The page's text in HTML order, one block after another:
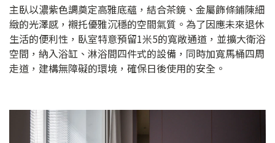
主臥以濃紫色調奠定高雅底蘊，結合茶鏡、金屬飾條鋪陳細
緻的光澤感，襯托優雅沉穩的空間氣質。為了因應未來退休
生活的便利性，臥室特意預留1米5的寬敞通道，並擴大衛浴
空間，納入浴缸、淋浴間四件式的設備，同時加寬馬桶四周
走道，建構無障礙的環境，確保日後使用的安全。